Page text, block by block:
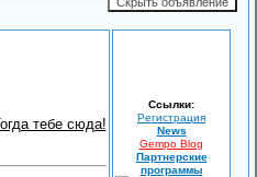
тебе сюда!
Ссылки:
Регистрация
News
Gempo Blog
Партнерские
программы